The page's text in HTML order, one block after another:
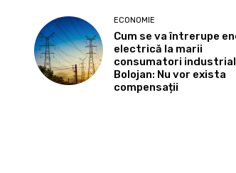
ECONOMIE
Cum se va întrerupe
electrică la marii
consumatori
Bolojan: Nu vor exista
compensații